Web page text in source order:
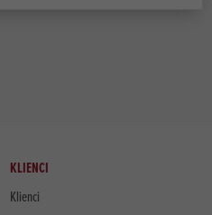
KLIENCI
Klienci